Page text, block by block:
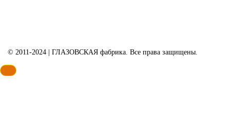
© 2011-2024 | ГЛАЗОВСКАЯ фабрика. Все права защищены.